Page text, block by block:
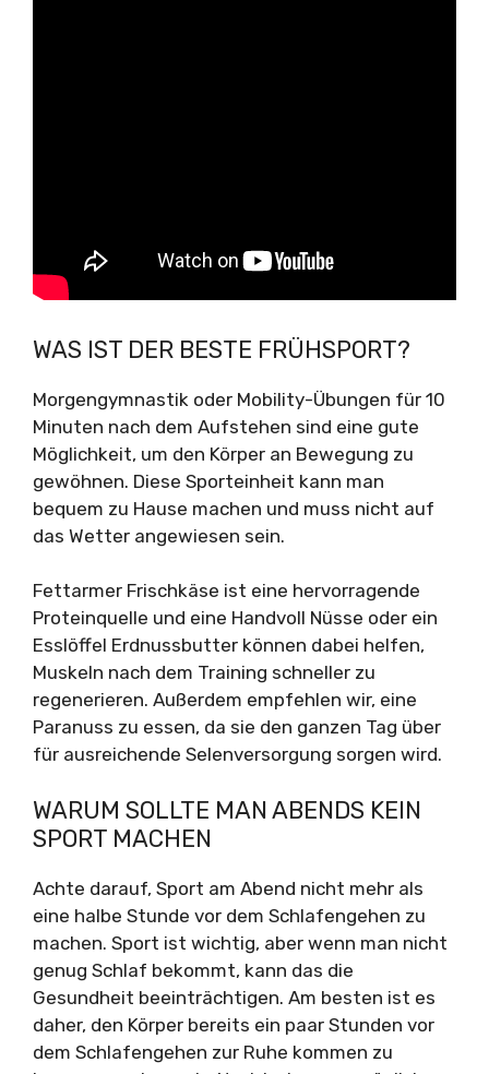
WAS IST DER BESTE FRÜHSPORT?
Morgengymnastik oder Mobility-Übungen für 10
Minuten nach dem Aufstehen sind eine gute
Möglichkeit, um den Körper an Bewegung zu
gewöhnen. Diese Sporteinheit kann man
bequem zu Hause machen und muss nicht auf
das Wetter angewiesen sein.
Fettarmer Frischkäse ist eine hervorragende
Proteinquelle und eine Handvoll Nüsse oder ein
Esslöffel Erdnussbutter können dabei helfen,
Muskeln nach dem Training schneller zu
regenerieren. Außerdem empfehlen wir, eine
Paranuss zu essen, da sie den ganzen Tag über
für ausreichende Selenversorgung sorgen wird.
WARUM SOLLTE MAN ABENDS KEIN
SPORT MACHEN
Achte darauf, Sport am Abend nicht mehr als
eine halbe Stunde vor dem Schlafengehen zu
machen. Sport ist wichtig, aber wenn man nicht
genug Schlaf bekommt, kann das die
Gesundheit beeinträchtigen. Am besten ist es
daher, den Körper bereits ein paar Stunden vor
dem Schlafengehen zur Ruhe kommen zu